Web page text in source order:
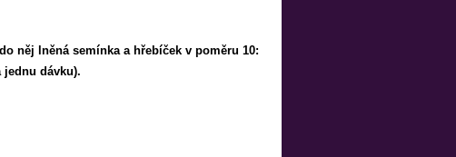
něj lněná semínka a hřebíček v poměru 10:
jednu dávku).